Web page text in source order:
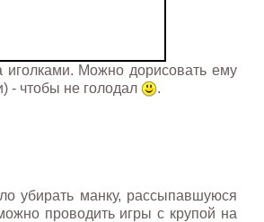
Можно дорисовать ему
- чтобы не голодал
.
убирать манку, рассыпавшуюся
проводить игры с крупой на